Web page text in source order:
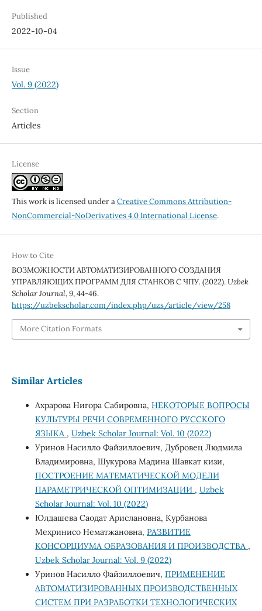
Published
2022-10-04
Issue
Vol. 9 (2022)
Section
Articles
License
This work is licensed under aCreative Commons Attribution-
NonCommercial-NoDerivatives 4.0 International License.
How to Cite
ВОЗМОЖНОСТИ АВТОМАТИЗИРОВАННОГО СОЗДАНИЯ
УПРАВЛЯЮЩИХ ПРОГРАММ ДЛЯ СТАНКОВ С ЧПУ. (2022).Uzbek
Scholar Journal,9, 44-46.
https://uzbekscholar.com/index.php/uzs/article/view/258
More Citation Formats
Similar Articles
Ахрарова Нигора Сабировна, НЕКОТОРЫЕ ВОПРОСЫ
КУЛЬТУРЫ РЕЧИ СОВРЕМЕННОГО РУССКОГО
ЯЗЫКА , Uzbek Scholar Journal: Vol. 10 (2022)
Уринов Насилло Файзиллоевич, Дубровец Людмила
Владимировна, Шукурова Мадина Шавкат кизи,
ПОСТРОЕНИЕ МАТЕМАТИЧЕСКОЙ МОДЕЛИ
ПАРАМЕТРИЧЕСКОЙ ОПТИМИЗАЦИИ , Uzbek
Scholar Journal: Vol. 10 (2022)
Юлдашева Саодат Арислановна, Курбанова
Меҳринисо Нематжановна, РАЗВИТИЕ
КОНСОРЦИУМА ОБРАЗОВАНИЯ И ПРОИЗВОДСТВА ,
Uzbek Scholar Journal: Vol. 9 (2022)
Уринов Насилло Файзиллоевич, ПРИМЕНЕНИЕ
АВТОМАТИЗИРОВАННЫХ ПРОИЗВОДСТВЕННЫХ
СИСТЕМ ПРИ РАЗРАБОТКИ ТЕХНОЛОГИЧЕСКИХ